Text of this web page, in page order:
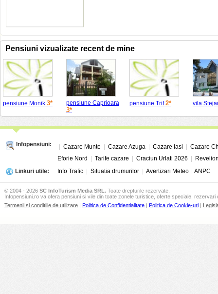
Pensiuni vizualizate recent de mine
pensiune Monik 3* pensiune Caprioara
3*
pensiune Trif 2* vila
Infopensiuni: Cazare Munte Cazare Azuga Cazare Iasi
Cazare
Eforie Nord
Tarife cazare Craciun Urlati 2026
Linkuri utile:
Info Trafic Situatia drumurilor Avertizari Meteo ANPC
© 2004 - 2026 SC InfoTurism Media SRL. Toate drepturile rezervate.
Infopensiuni.ro va ofera pensiuni si vile din toate zonele turistice, oferte speciale, rezervari
Termenii si conditiile de utilizare | Politica de Confidentialitate | Politica de Cookie-uri |